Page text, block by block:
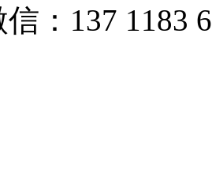
：137 1183